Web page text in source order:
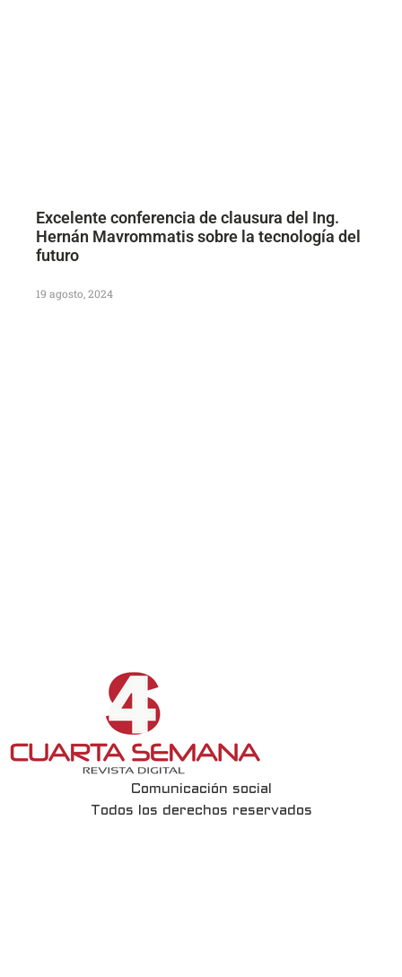
Excelente conferencia de clausura del Ing.
Hernán Mavrommatis sobre la tecnología del
futuro
19 agosto, 2024
Comunicación social
Todos los derechos reservados